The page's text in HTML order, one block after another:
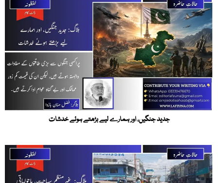
جدید جنگیں، اور ہمارے لیے بڑھتے ہوئے خدشات